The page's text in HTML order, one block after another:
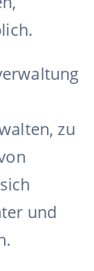
zu
und